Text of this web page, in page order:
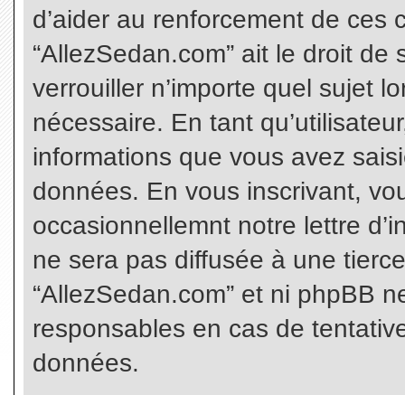
d’aider au renforcement de
“AllezSedan.com” ait le droit de
verrouiller n’importe quel sujet
nécessaire. En tant
informations que vous avez
données. En vous inscrivant,
occasionnellemnt notre lettre
ne sera pas diffusée à une
“AllezSedan.com” et ni phpBB
responsables en cas de
données.